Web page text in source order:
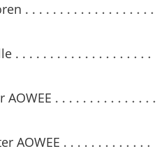
. . . . . . . . . . . . . . . . . . .
. . . . . . . . . . . . . . . . . . . .
. . . . . . . . . . . . . . .
AOWEE . . . . . . . . . . . . .